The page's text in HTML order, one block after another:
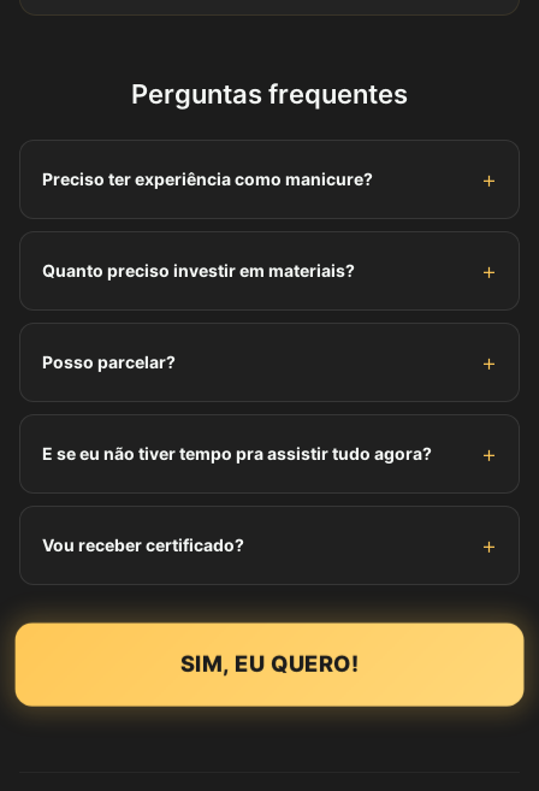
Perguntas frequentes
Preciso ter experiência como manicure?
Nao. O curso comeca do zero, anatomia, biosseguranca
quer profissionalizar.
Quanto preciso investir em materiais?
Um kit basico profissional custa entre R$150-R$300. No
desperdicio.
Posso parcelar?
Sim. Você pode parcelar em até 12x de R$19,70 no
E se eu não tiver tempo pra assistir tudo agora?
Sem problema. O acesso é por 1 ano, você assiste no
Vou receber certificado?
da Beleza, essencial pra mostrar profissionalismo e atrair
SIM, EU QUERO!